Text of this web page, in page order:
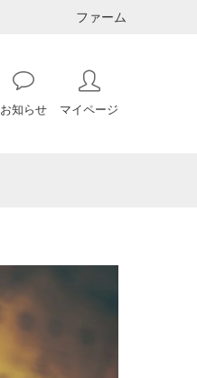
ファーム
お知らせ マイページ